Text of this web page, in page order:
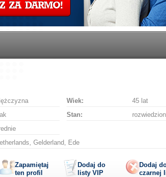
ZA DARMO!
Wiek:
45 lat
Stan:
Gelderland, Ede
Zapamiętaj
ten profil
Dodaj do
listy VIP
Dodaj
czarnej